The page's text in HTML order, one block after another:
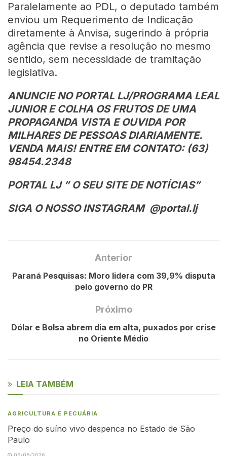
Paralelamente ao PDL, o deputado também
enviou um Requerimento de Indicação
diretamente à Anvisa, sugerindo à própria
agência que revise a resolução no mesmo
sentido, sem necessidade de tramitação
legislativa.
ANUNCIE NO PORTAL LJ/PROGRAMA LEAL
JUNIOR E COLHA OS FRUTOS DE UMA
PROPAGANDA VISTA E OUVIDA POR
MILHARES DE PESSOAS DIARIAMENTE.
VENDA MAIS! ENTRE EM CONTATO: (63)
98454.2348
PORTAL LJ ” O SEU SITE DE NOTÍCIAS”
SIGA O NOSSO INSTAGRAM @portal.lj
Anterior
Paraná Pesquisas: Moro lidera com 39,9% disputa
pelo governo do PR
Próximo
Dólar e Bolsa abrem dia em alta, puxados por crise
no Oriente Médio
LEIA TAMBÉM
AGRICULTURA E PECUÁRIA
Preço do suíno vivo despenca no Estado de São
Paulo